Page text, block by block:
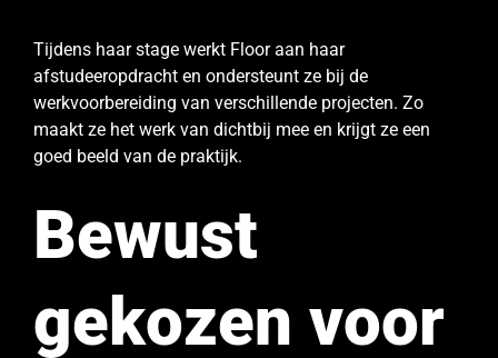
Tijdens haar stage werkt Floor aan haar
afstudeeropdracht en ondersteunt ze bij de
werkvoorbereiding van verschillende projecten. Zo
maakt ze het werk van dichtbij mee en krijgt ze een
goed beeld van de praktijk.
Bewust
gekozen voor